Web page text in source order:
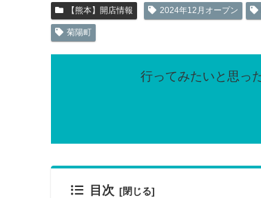
【熊本】開店情報 2024年12月オープン
菊陽町
目次